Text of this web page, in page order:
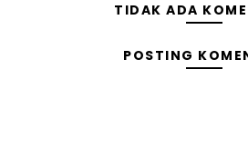
TIDAK ADA
POSTING